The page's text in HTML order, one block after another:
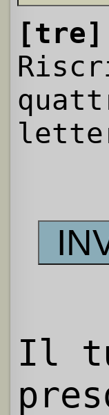
[tre]
Il